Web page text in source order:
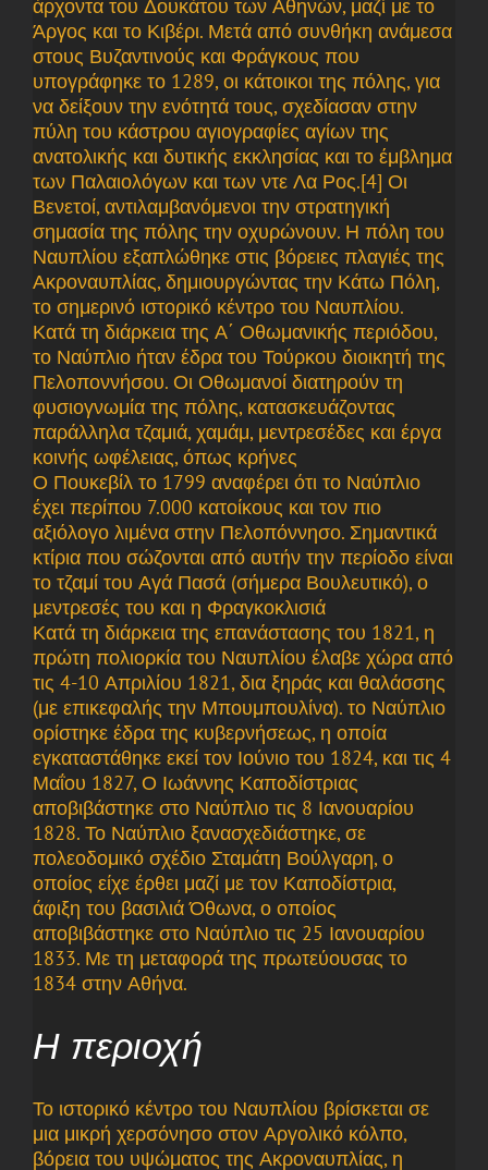
άρχοντα του Δουκάτου των Αθηνών, μαζί με το
Άργος και το Κιβέρι. Μετά από συνθήκη ανάμεσα
στους Βυζαντινούς και Φράγκους που
υπογράφηκε το 1289, οι κάτοικοι της πόλης, για
να δείξουν την ενότητά τους, σχεδίασαν στην
πύλη του κάστρου αγιογραφίες αγίων της
ανατολικής και δυτικής εκκλησίας και το έμβλημα
των Παλαιολόγων και των ντε Λα Ρος.[4] Οι
Βενετοί, αντιλαμβανόμενοι την στρατηγική
σημασία της πόλης την οχυρώνουν. Η πόλη του
Ναυπλίου εξαπλώθηκε στις βόρειες πλαγιές της
Ακροναυπλίας, δημιουργώντας την Κάτω Πόλη,
το σημερινό ιστορικό κέντρο του Ναυπλίου.
Κατά τη διάρκεια της Α΄ Οθωμανικής περιόδου,
το Ναύπλιο ήταν έδρα του Τούρκου διοικητή της
Πελοποννήσου. Οι Οθωμανοί διατηρούν τη
φυσιογνωμία της πόλης, κατασκευάζοντας
παράλληλα τζαμιά, χαμάμ, μεντρεσέδες και έργα
κοινής ωφέλειας, όπως κρήνες
Ο Πουκεβίλ το 1799 αναφέρει ότι το Ναύπλιο
έχει περίπου 7.000 κατοίκους και τον πιο
αξιόλογο λιμένα στην Πελοπόννησο. Σημαντικά
κτίρια που σώζονται από αυτήν την περίοδο είναι
το τζαμί του Αγά Πασά (σήμερα Βουλευτικό), ο
μεντρεσές του και η Φραγκοκλισιά
Κατά τη διάρκεια της επανάστασης του 1821, η
πρώτη πολιορκία του Ναυπλίου έλαβε χώρα από
τις 4-10 Απριλίου 1821, δια ξηράς και θαλάσσης
(με επικεφαλής την Μπουμπουλίνα). το Ναύπλιο
ορίστηκε έδρα της κυβερνήσεως, η οποία
εγκαταστάθηκε εκεί τον Ιούνιο του 1824, και τις 4
Μαΐου 1827, Ο Ιωάννης Καποδίστριας
αποβιβάστηκε στο Ναύπλιο τις 8 Ιανουαρίου
1828. Το Ναύπλιο ξανασχεδιάστηκε, σε
πολεοδομικό σχέδιο Σταμάτη Βούλγαρη, ο
οποίος είχε έρθει μαζί με τον Καποδίστρια,
άφιξη του βασιλιά Όθωνα, ο οποίος
αποβιβάστηκε στο Ναύπλιο τις 25 Ιανουαρίου
1833. Με τη μεταφορά της πρωτεύουσας το
1834 στην Αθήνα.
Η περιοχή
Το ιστορικό κέντρο του Ναυπλίου βρίσκεται σε
μια μικρή χερσόνησο στον Αργολικό κόλπο,
βόρεια του υψώματος της Ακροναυπλίας, η